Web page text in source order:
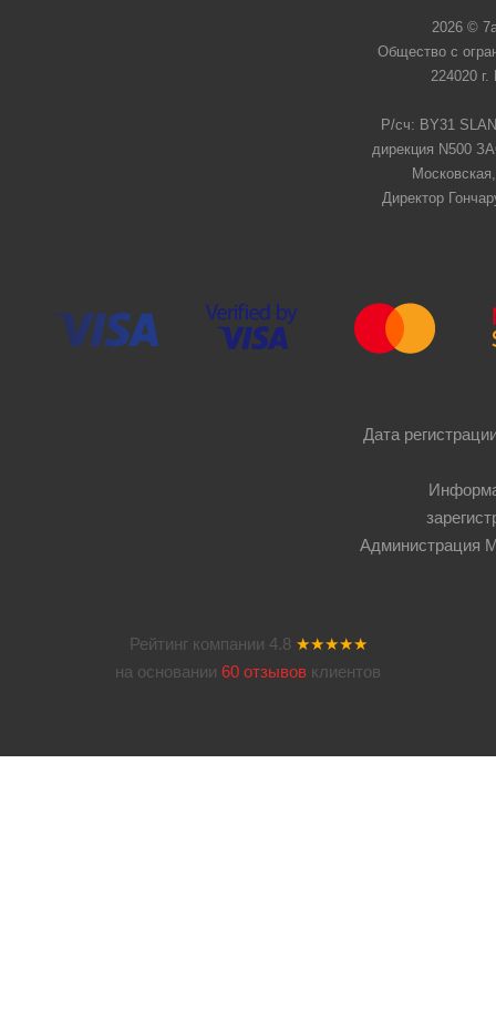
2026 ©
Общество с
224020
Р/сч: BY31
дирекция N500
Директор
Дата
Администрация
Рейтинг компании 4.8 ★★★★★
на основании 60 отзывов клиентов